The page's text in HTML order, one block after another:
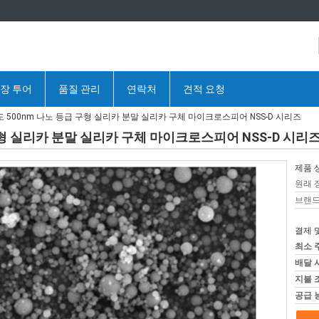
투어 품질 관리 연락처 견적 요청
500nm 나노 등급 구형 실리카 분말 실리카 구체 마이크로스피어 NSS-D 시리즈
실리카 분말 실리카 구체 마이크로스피어 NSS-D 시리
제품
원래
브랜
결제
최소
배달
지불
공급